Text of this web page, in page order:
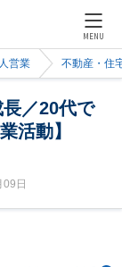
MENU
営業 不動産・住
／20代で
活動】
日